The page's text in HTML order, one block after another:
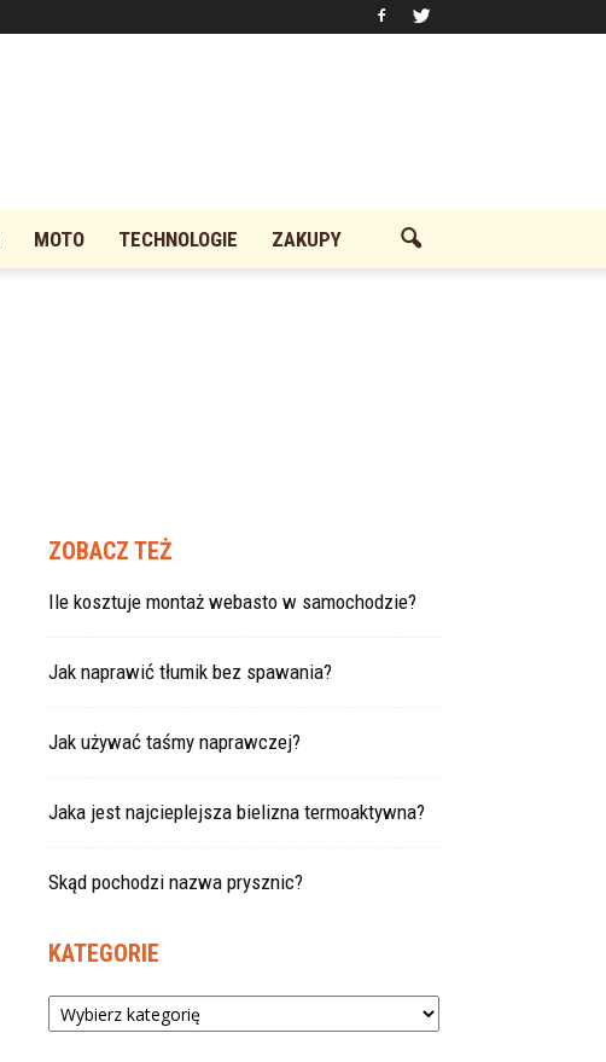
MOTO TECHNOLOGIE ZAKUPY
ZOBACZ TEŻ
Ile kosztuje montaż webasto w samochodzie?
Jak naprawić tłumik bez spawania?
Jak używać taśmy naprawczej?
Jaka jest najcieplejsza bielizna termoaktywna?
Skąd pochodzi nazwa prysznic?
KATEGORIE
Kategorie